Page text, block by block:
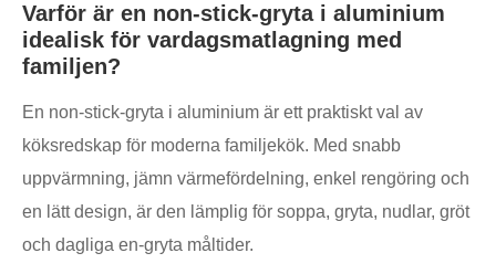
Varför är en non-stick-gryta i aluminium
idealisk för vardagsmatlagning med
familjen?
En non-stick-gryta i aluminium är ett praktiskt val av
köksredskap för moderna familjekök. Med snabb
uppvärmning, jämn värmefördelning, enkel rengöring och
en lätt design, är den lämplig för soppa, gryta, nudlar, gröt
och dagliga en-gryta måltider.